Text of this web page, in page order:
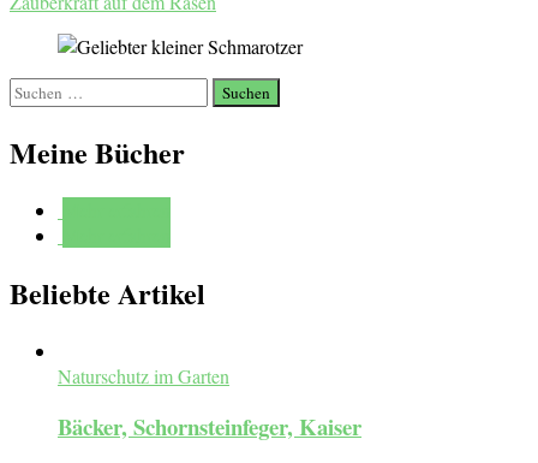
Suchen
nach:
Meine Bücher
Beliebte Artikel
Naturschutz im Garten
Bäcker, Schornsteinfeger, Kaiser